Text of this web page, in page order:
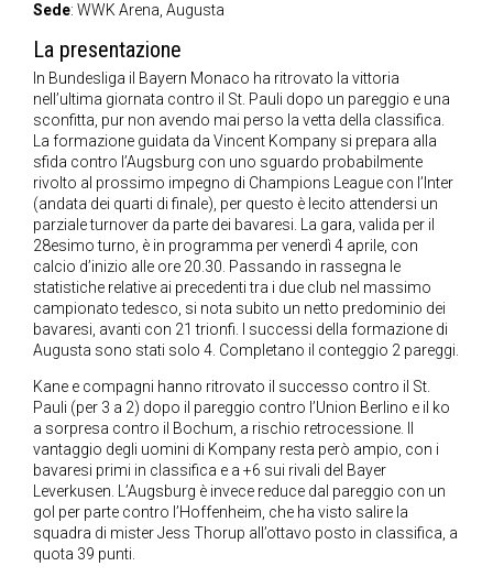
Sede: WWK Arena, Augusta
La presentazione
In Bundesliga il Bayern Monaco ha ritrovato la vittoria
nell’ultima giornata contro il St. Pauli dopo un pareggio e una
sconfitta, pur non avendo mai perso la vetta della classifica.
La formazione guidata da Vincent Kompany si prepara alla
sfida contro l’Augsburg con uno sguardo probabilmente
rivolto al prossimo impegno di Champions League con l’Inter
(andata dei quarti di finale), per questo è lecito attendersi un
parziale turnover da parte dei bavaresi. La gara, valida per il
28esimo turno, è in programma per venerdì 4 aprile, con
calcio d’inizio alle ore 20.30. Passando in rassegna le
statistiche relative ai precedenti tra i due club nel massimo
campionato tedesco, si nota subito un netto predominio dei
bavaresi, avanti con 21 trionfi. I successi della formazione di
Augusta sono stati solo 4. Completano il conteggio 2 pareggi.
Kane e compagni hanno ritrovato il successo contro il St.
Pauli (per 3 a 2) dopo il pareggio contro l’Union Berlino e il ko
a sorpresa contro il Bochum, a rischio retrocessione. Il
vantaggio degli uomini di Kompany resta però ampio, con i
bavaresi primi in classifica e a +6 sui rivali del Bayer
Leverkusen. L’Augsburg è invece reduce dal pareggio con un
gol per parte contro l’Hoffenheim, che ha visto salire la
squadra di mister Jess Thorup all’ottavo posto in classifica, a
quota 39 punti.